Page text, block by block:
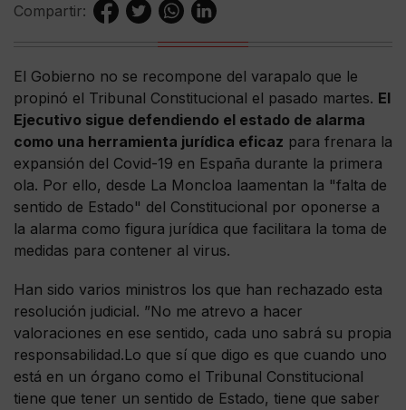
Compartir:
El Gobierno no se recompone del varapalo que le
propinó el Tribunal Constitucional el pasado martes. El
Ejecutivo sigue defendiendo el estado de alarma
como una herramienta jurídica eficaz para frenara la
expansión del Covid-19 en España durante la primera
ola. Por ello, desde La Moncloa laamentan la "falta de
sentido de Estado" del Constitucional por oponerse a
la alarma como figura jurídica que facilitara la toma de
medidas para contener al virus.
Han sido varios ministros los que han rechazado esta
resolución judicial. ”No me atrevo a hacer
valoraciones en ese sentido, cada uno sabrá su propia
responsabilidad.Lo que sí que digo es que cuando uno
está en un órgano como el Tribunal Constitucional
tiene que tener un sentido de Estado, tiene que saber